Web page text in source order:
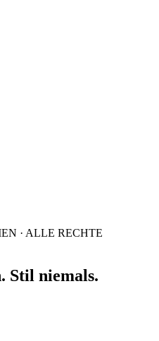
· ALLE RECHTE
Stil niemals.